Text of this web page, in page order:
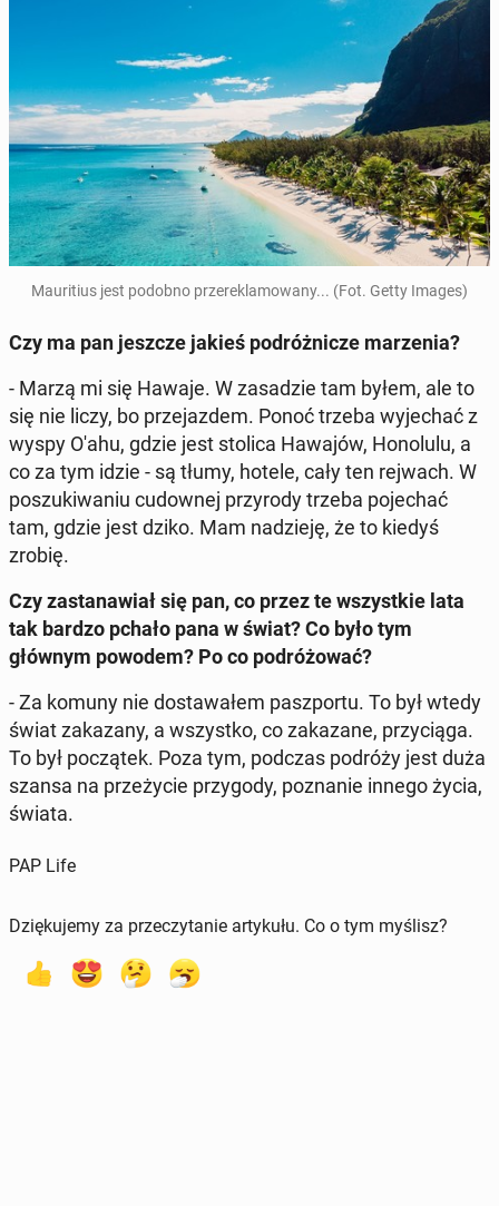
Mau­ri­tius jest podobno prze­re­kla­mo­wa­ny... (Fot. Getty Images)
Czy ma pan jeszcze jakieś po­dróż­ni­cze ma­rze­nia?
- Marzą mi się Hawaje. W za­sa­dzie tam byłem, ale to
się nie liczy, bo prze­jaz­dem. Ponoć trzeba wy­je­chać z
wyspy O'ahu, gdzie jest stolica Hawajów, Ho­no­lu­lu, a
co za tym idzie - są tłumy, hotele, cały ten rejwach. W
po­szu­ki­wa­niu cu­dow­nej przy­ro­dy trzeba po­je­chać
tam, gdzie jest dziko. Mam na­dzie­ję, że to kiedyś
zrobię.
Czy za­sta­na­wiał się pan, co przez te wszyst­kie lata
tak bardzo pchało pana w świat? Co było tym
głównym powodem? Po co po­dró­żo­wać?
- Za komuny nie do­sta­wa­łem pasz­por­tu. To był wtedy
świat za­ka­za­ny, a wszyst­ko, co za­ka­za­ne, przy­cią­ga.
To był po­czą­tek. Poza tym, podczas podróży jest duża
szansa na prze­ży­cie przy­go­dy, po­zna­nie innego życia,
świata.
PAP Life
Dziękujemy za przeczytanie artykułu. Co o tym myślisz?